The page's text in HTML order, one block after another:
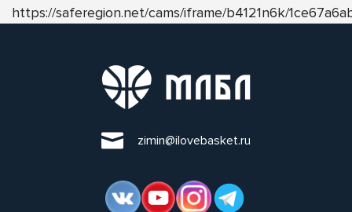
https://saferegion.net/cams/iframe/b4121n6k/
zimin@ilovebasket.ru